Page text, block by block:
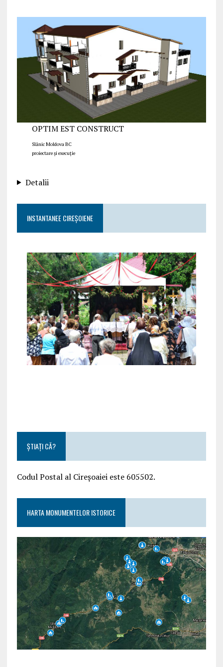
OPTIM EST CONSTRUCT
Slănic Moldova BC
proiectare și execuție
Detalii
INSTANTANEE CIREȘOIENE
ȘTIAȚI CĂ?
Codul Postal al Cireșoaiei este 605502.
HARTA MONUMENTELOR ISTORICE